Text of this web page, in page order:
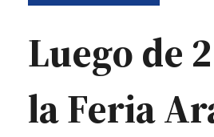
Luego de
la Feria